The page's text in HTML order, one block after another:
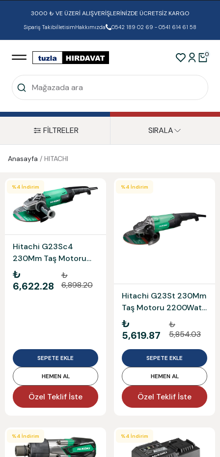
3000 ₺ VE ÜZERİ ALIŞVERİŞLERİNİZDE ÜCRETSİZ KARGO
Sipariş TakibiİletisimHakkımızda 0542 189 02 69 - 0541 614 61 58
0
FİLTRELER SIRALA
Anasayfa / HITACHI
%4 İndirim
Hitachi G23Sc4
230Mm Taş Motoru
2600Watt Hikoki
G23Sc4
₺
6,622.28
₺
6,898.20
SEPETE EKLE
HEMEN AL
Özel Teklif İste
%4 İndirim
Hitachi G23St 230Mm
Taş Motoru 2200Watt
Hıkokı
₺
5,619.87
₺
5,854.03
SEPETE EKLE
HEMEN AL
Özel Teklif İste
%4 İndirim %4 İndirim